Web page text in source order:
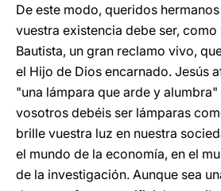
De este modo, queridos
vuestra existencia debe ser, como
Bautista, un gran reclamo vivo,
el Hijo de Dios encarnado. Jesús
"una lámpara que arde y alumbra"
vosotros debéis ser lámparas
brille vuestra luz en nuestra
el mundo de la economía, en el
de la investigación. Aunque sea